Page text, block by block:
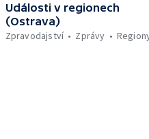
Události v regionech
(Ostrava)
Zpravodajství
Zprávy